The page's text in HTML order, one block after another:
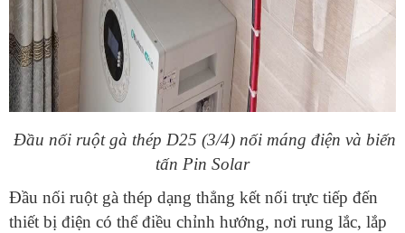
Đầu nối ruột gà thép D25 (3/4) nối máng điện và biến
tấn Pin Solar
Đầu nối ruột gà thép dạng thẳng kết nối trực tiếp đến
thiết bị điện có thể điều chỉnh hướng, nơi rung lắc, lắp